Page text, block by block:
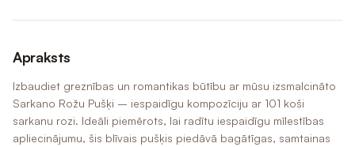
Apraksts
Izbaudiet greznības un romantikas būtību ar mūsu izsmalcināto
Sarkano Rožu Pušķi – iespaidīgu kompozīciju ar 101 koši
sarkanu rozi. Ideāli piemērots, lai radītu iespaidīgu mīlestības
apliecinājumu, šis blīvais pušķis piedāvā bagātīgas, samtainas